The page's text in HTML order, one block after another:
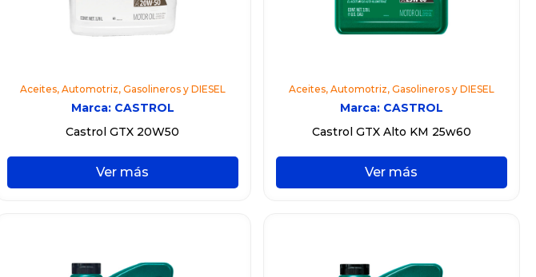
Aceites, Automotriz, Gasolineros y DIESEL
Marca: CASTROL
Castrol GTX 20W50
Ver más
Aceites, Automotriz, Gasolineros y DIESEL
Marca: CASTROL
Castrol GTX Alto KM 25w60
Ver más